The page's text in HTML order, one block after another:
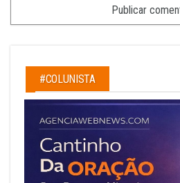
#COLUNISTA